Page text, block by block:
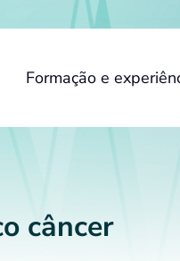
Formação e
câncer